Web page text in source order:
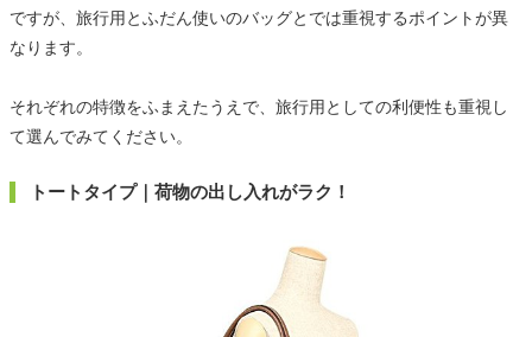
ですが、旅行用とふだん使いのバッグとでは重視するポイントが異
なります。
それぞれの特徴をふまえたうえで、旅行用としての利便性も重視し
て選んでみてください。
トートタイプ｜荷物の出し入れがラク！